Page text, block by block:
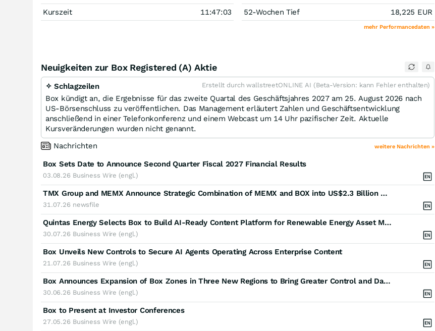
Kurszeit
11:47:03
52-Wochen Tief
18,225 EUR
mehr Performancedaten »
Neuigkeiten zur Box Registered (A) Aktie
✧ Schlagzeilen Erstellt durch wallstreetONLINE AI (Beta-Version: kann Fehler enthalten)
Box kündigt an, die Ergebnisse für das zweite Quartal des Geschäftsjahres 2027 am 25. August 2026 nach
US-Börsenschluss zu veröffentlichen. Das Management erläutert Zahlen und Geschäftsentwicklung
anschließend in einer Telefonkonferenz und einem Webcast um 14 Uhr pazifischer Zeit. Aktuelle
Kursveränderungen wurden nicht genannt.
Nachrichten
weitere Nachrichten »
Box Sets Date to Announce Second Quarter Fiscal 2027 Financial Results
03.08.26 Business Wire (engl.)
TMX Group and MEMX Announce Strategic Combination of MEMX and BOX into US$2.3 Billion MEMX Group
31.07.26 newsfile
Quintas Energy Selects Box to Build AI-Ready Content Platform for Renewable Energy Asset Management
30.07.26 Business Wire (engl.)
Box Unveils New Controls to Secure AI Agents Operating Across Enterprise Content
21.07.26 Business Wire (engl.)
Box Announces Expansion of Box Zones in Three New Regions to Bring Greater Control and Data Governance to Global Organisations
30.06.26 Business Wire (engl.)
Box to Present at Investor Conferences
27.05.26 Business Wire (engl.)